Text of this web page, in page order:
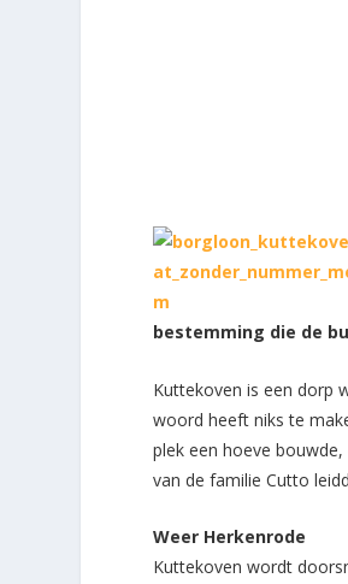
bestemming die de
Kuttekoven is een dorp
woord heeft niks te
plek een hoeve
van de familie Cutto
Weer Herkenrode
Kuttekoven wordt